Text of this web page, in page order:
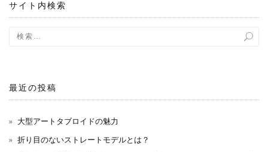
ョ
ン
サイト内検索
最近の投稿
大型アートタブロイドの魅力
折り目のないストレートモデルとは？